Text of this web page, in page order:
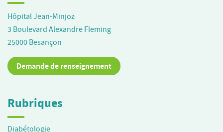
Hôpital Jean-Minjoz
3 Boulevard Alexandre Fleming
25000 Besançon
Demande de renseignement
Rubriques
Diabétologie